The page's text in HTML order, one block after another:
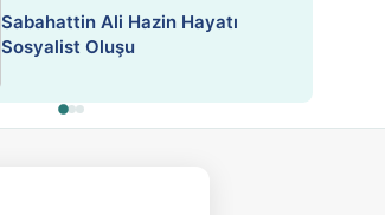
Nadir içeriklere kısıtlama ve kredi sistemi
Sabahattin Ali Hazin Hayatı
Sosyalist Oluşu